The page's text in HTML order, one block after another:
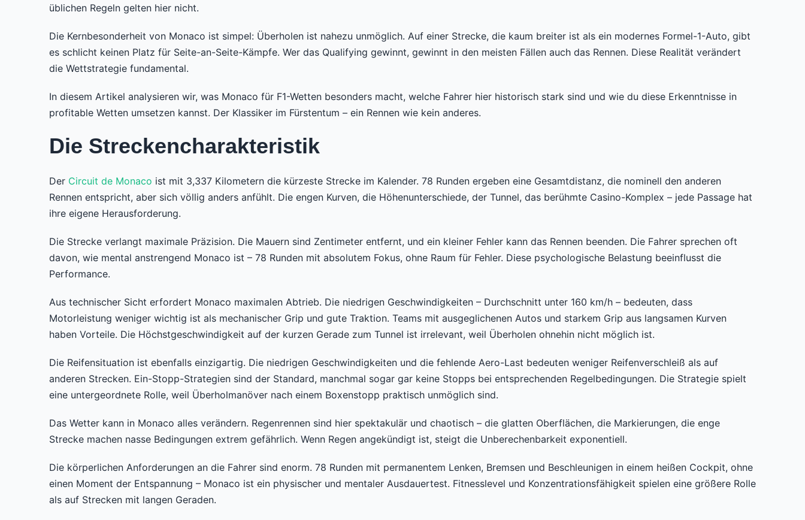
üblichen Regeln gelten hier nicht.
Die Kernbesonderheit von Monaco ist simpel: Überholen ist nahezu unmöglich. Auf einer Strecke, die kaum breiter ist als ein modernes Formel-1-Auto, gibt
es schlicht keinen Platz für Seite-an-Seite-Kämpfe. Wer das Qualifying gewinnt, gewinnt in den meisten Fällen auch das Rennen. Diese Realität verändert
die Wettstrategie fundamental.
In diesem Artikel analysieren wir, was Monaco für F1-Wetten besonders macht, welche Fahrer hier historisch stark sind und wie du diese Erkenntnisse in
profitable Wetten umsetzen kannst. Der Klassiker im Fürstentum – ein Rennen wie kein anderes.
Die Streckencharakteristik
Der Circuit de Monaco ist mit 3,337 Kilometern die kürzeste Strecke im Kalender. 78 Runden ergeben eine Gesamtdistanz, die nominell den anderen
Rennen entspricht, aber sich völlig anders anfühlt. Die engen Kurven, die Höhenunterschiede, der Tunnel, das berühmte Casino-Komplex – jede Passage hat
ihre eigene Herausforderung.
Die Strecke verlangt maximale Präzision. Die Mauern sind Zentimeter entfernt, und ein kleiner Fehler kann das Rennen beenden. Die Fahrer sprechen oft
davon, wie mental anstrengend Monaco ist – 78 Runden mit absolutem Fokus, ohne Raum für Fehler. Diese psychologische Belastung beeinflusst die
Performance.
Aus technischer Sicht erfordert Monaco maximalen Abtrieb. Die niedrigen Geschwindigkeiten – Durchschnitt unter 160 km/h – bedeuten, dass
Motorleistung weniger wichtig ist als mechanischer Grip und gute Traktion. Teams mit ausgeglichenen Autos und starkem Grip aus langsamen Kurven
haben Vorteile. Die Höchstgeschwindigkeit auf der kurzen Gerade zum Tunnel ist irrelevant, weil Überholen ohnehin nicht möglich ist.
Die Reifensituation ist ebenfalls einzigartig. Die niedrigen Geschwindigkeiten und die fehlende Aero-Last bedeuten weniger Reifenverschleiß als auf
anderen Strecken. Ein-Stopp-Strategien sind der Standard, manchmal sogar gar keine Stopps bei entsprechenden Regelbedingungen. Die Strategie spielt
eine untergeordnete Rolle, weil Überholmanöver nach einem Boxenstopp praktisch unmöglich sind.
Das Wetter kann in Monaco alles verändern. Regenrennen sind hier spektakulär und chaotisch – die glatten Oberflächen, die Markierungen, die enge
Strecke machen nasse Bedingungen extrem gefährlich. Wenn Regen angekündigt ist, steigt die Unberechenbarkeit exponentiell.
Die körperlichen Anforderungen an die Fahrer sind enorm. 78 Runden mit permanentem Lenken, Bremsen und Beschleunigen in einem heißen Cockpit, ohne
einen Moment der Entspannung – Monaco ist ein physischer und mentaler Ausdauertest. Fitnesslevel und Konzentrationsfähigkeit spielen eine größere Rolle
als auf Strecken mit langen Geraden.